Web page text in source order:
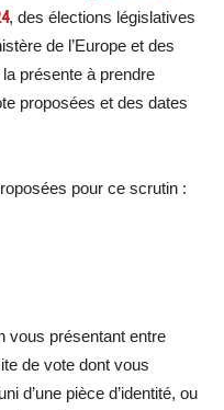
, des élections législatives
de l’Europe et des
présente à prendre
proposées et des dates
pour ce scrutin :
vous présentant entre
de vote dont vous
d’une pièce d’identité, ou